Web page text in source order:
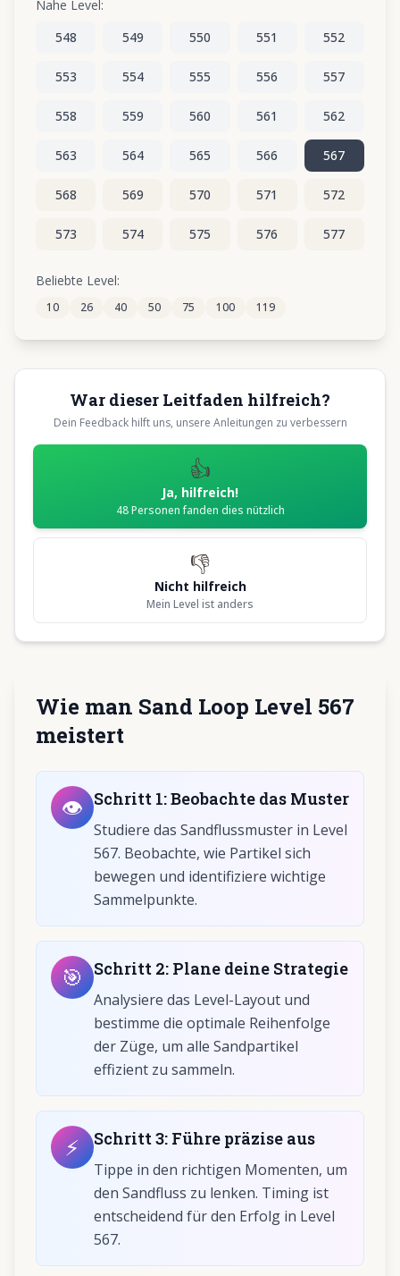
Nahe Level:
548
549 550 551 552
553 554 555 556 557
558 559 560 561 562
563 564 565 566 567
568 569 570 571 572
573 574 575 576 577
578
583 584 585 586
Beliebte Level:
10 26 40 50 75 100 119
War dieser Leitfaden hilfreich?
Dein Feedback hilft uns, unsere Anleitungen zu verbessern
👍
Ja, hilfreich!
48 Personen fanden dies nützlich
👎
Nicht hilfreich
Mein Level ist anders
Wie man Sand Loop Level 567
meistert
👁️ Schritt 1:Beobachte das Muster
Studiere das Sandflussmuster in Level
567. Beobachte, wie Partikel sich
bewegen und identifiziere wichtige
Sammelpunkte.
🎯 Schritt 2: Plane deine Strategie
Analysiere das Level-Layout und
bestimme die optimale Reihenfolge
der Züge, um alle Sandpartikel
effizient zu sammeln.
⚡ Schritt3: Führe präzise aus
Tippe in den richtigen Momenten, um
den Sandfluss zu lenken. Timing ist
entscheidend für den Erfolg in Level
567.